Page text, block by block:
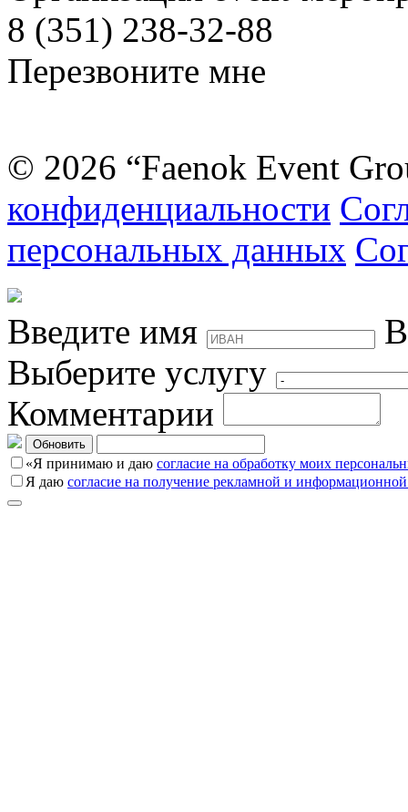
8 (351) 238-32-88
Перезвоните мне
© 2026 “Faenok Event
конфиденциальности
персональных данных
Введите имя
Выберите услугу
Комментарии
Обновить
«Я принимаю и даю согласие на обработку моих
Я даю согласие на получение рекламной и